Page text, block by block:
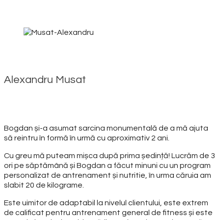
Alexandru Musat
Bogdan și-a asumat sarcina monumentală de a mă ajuta
să reintru în formă în urmă cu aproximativ 2 ani.
Cu greu mă puteam mișca după prima ședință! Lucrăm de 3
ori pe săptămână și Bogdan a făcut minuni cu un program
personalizat de antrenament și nutritie, în urma căruia am
slabit 20 de kilograme.
Este uimitor de adaptabil la nivelul clientului, este extrem
de calificat pentru antrenament general de fitness și este